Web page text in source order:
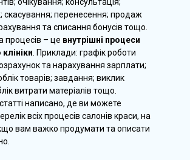
скасування; перенесення; продаж
та списання бонусів тощо.
процесів – це внутрішні процеси
. Приклади: графік роботи
та нарахування зарплати;
товарів; завдання; виклик
витрати матеріалів тощо.
статті написано, де ви можете
всіх процесів салонів краси, на
вам важко продумати та описати